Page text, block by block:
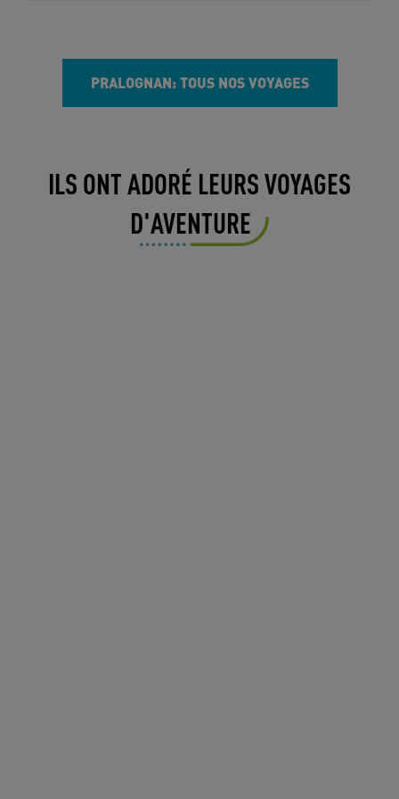
PRALOGNAN: TOUS NOS VOYAGES
ILS ONT ADORÉ LEURS VOYAGES
D'AVENTURE